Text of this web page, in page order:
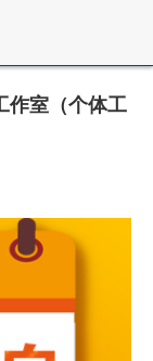
作室（个体工